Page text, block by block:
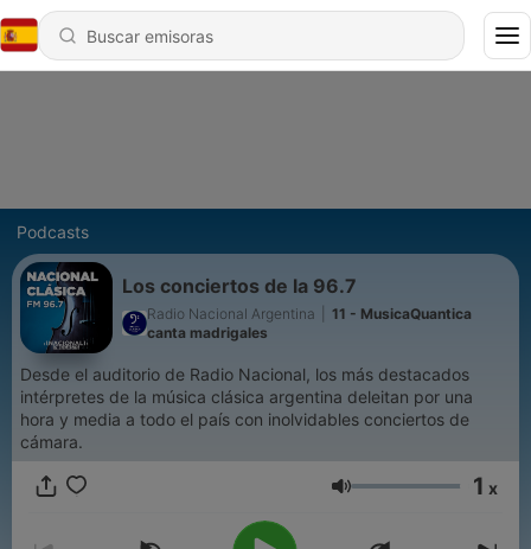
Podcasts
Los conciertos de la 96.7
Radio Nacional Argentina
11 - MusicaQuantica
canta madrigales
Desde el auditorio de Radio Nacional, los más destacados
intérpretes de la música clásica argentina deleitan por una
hora y media a todo el país con inolvidables conciertos de
cámara.
Volumen 1 x